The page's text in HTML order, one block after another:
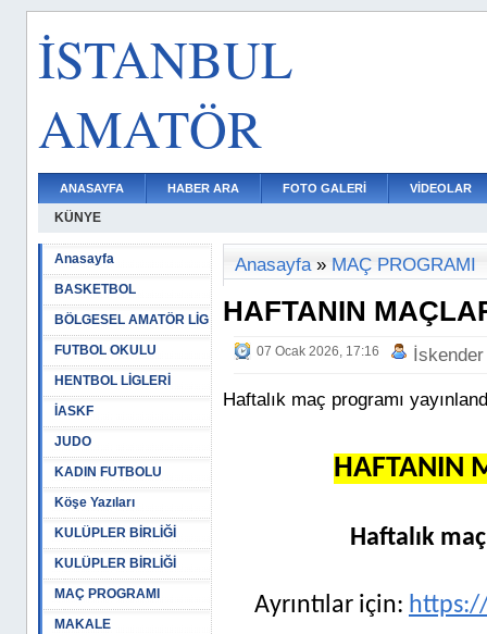
İSTANBUL
AMATÖR
ANASAYFA HABER ARA FOTO GALERİ VİDEOLAR
KÜNYE
Anasayfa
BASKETBOL
BÖLGESEL AMATÖR LİG
FUTBOL OKULU
HENTBOL LİGLERİ
İASKF
JUDO
KADIN FUTBOLU
Köşe Yazıları
KULÜPLER BİRLİĞİ
KULÜPLER BİRLİĞİ
MAÇ PROGRAMI
MAKALE
Anasayfa» MAÇ PROGRAMI
HAFTANIN
07 Ocak 2026, 17:16
Haftalık maç programı
HAFTANIN
Haftalık
Ayrıntılar için: